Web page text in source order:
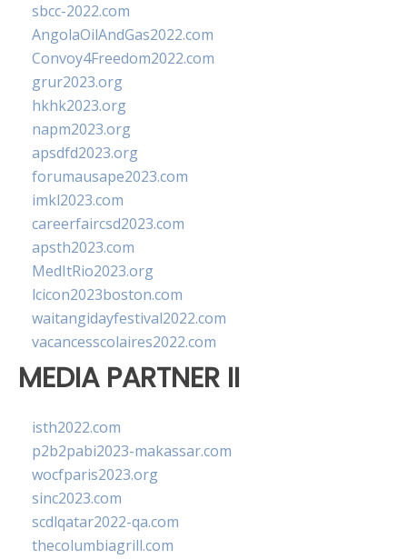
sbcc-2022.com
AngolaOilAndGas2022.com
Convoy4Freedom2022.com
grur2023.org
hkhk2023.org
napm2023.org
apsdfd2023.org
forumausape2023.com
imkl2023.com
careerfaircsd2023.com
apsth2023.com
MedItRio2023.org
lcicon2023boston.com
waitangidayfestival2022.com
vacancesscolaires2022.com
MEDIA PARTNER II
isth2022.com
p2b2pabi2023-makassar.com
wocfparis2023.org
sinc2023.com
scdlqatar2022-qa.com
thecolumbiagrill.com